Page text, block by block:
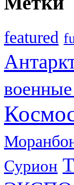
featured
Сурион